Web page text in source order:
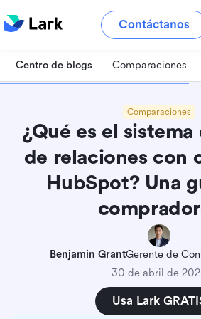
Contáctanos
Centro de blogs Comparaciones
Comparaciones
¿Qué es el
de relaciones con
HubSpot? Una
Benjamin GrantGerente de
30 de abril de
Usa Lark